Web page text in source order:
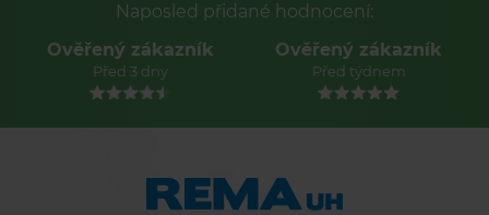
Naposled přidané hodnocení:
Ověřený zákazník
Před 3 dny
Ověřený zákazník
Před týdnem